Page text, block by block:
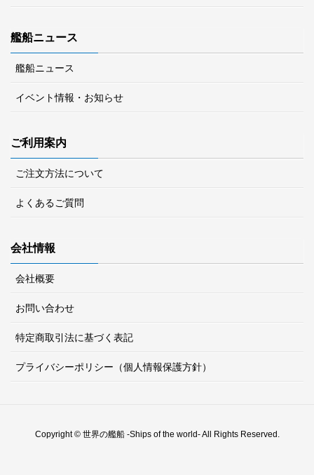
艦船ニュース
艦船ニュース
イベント情報・お知らせ
ご利用案内
ご注文方法について
よくあるご質問
会社情報
会社概要
お問い合わせ
特定商取引法に基づく表記
プライバシーポリシー（個人情報保護方針）
Copyright © 世界の艦船 -Ships of the world- All Rights Reserved.